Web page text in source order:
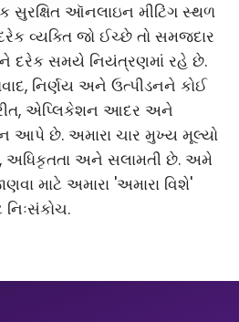
સુરક્ષિત ઑનલાઇન મીટિંગ સ્થળ
વ્યક્તિ જો ઈચ્છે તો સમજદાર
દરેક સમયે નિયંત્રણમાં રહે છે.
નિર્ણય અને ઉત્પીડનને કોઈ
એપ્લિકેશન આદર અને
આપે છે. અમારા ચાર મુખ્ય મૂલ્યો
અધિકૃતતા અને સલામતી છે. અમે
માટે અમારા 'અમારા વિશે'
નિઃસંકોચ.